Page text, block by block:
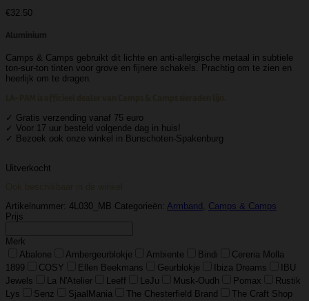
€32.50
Aluminium
Camps & Camps gebruikt dit lichte en anti-allergische metaal in subtiele
ton-sur-ton tinten voor grove en fijnere schakels. Prachtig om te zien en
heerlijk om te dragen.
✓ Gratis verzending vanaf 75 euro
✓ Voor 17 uur besteld volgende dag in huis!
✓ Bezoek ook onze winkel in Bunschoten-Spakenburg
Uitverkocht
Artikelnummer: 4L030_MB Categorieën: Armband , Camps & Camps
Prijs
Merk
Abalone
Ambergeurblokje Ambiente Bindi
Cereria Molla
1899
COSY Ellen Beekmans Geurblokje Ibiza Dreams
IBU
Jewels
La N'Atelier Leeff LeJu Musk-Oudh Pomax
Rustik
Lys
Senz SjaalMania The Chesterfield Brand
The Craft Shop